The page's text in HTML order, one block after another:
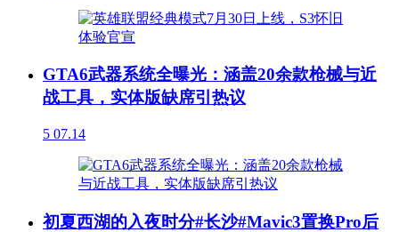
GTA6武器系统全曝光：涵盖20余款枪械与近
战工具，实体版缺席引热议
5 07.14
初夏西湖的入夜时分#长沙#Mavic3置换Pro后